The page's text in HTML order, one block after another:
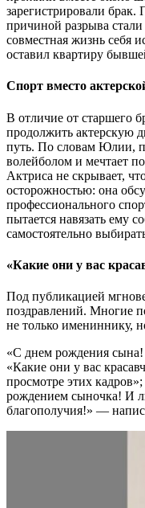
зарегистрировали
причиной разрыва
совместная жизнь себя
оставил квартиру
Спорт вместо
В отличие от старшего
продолжить актерскую
путь. По словам Юлии,
волейболом и мечтает
Актриса не скрывает,
осторожностью: она
профессионального
пытается навязать ему
самостоятельно
«Какие они у вас
Под публикацией
поздравлений. Многие
не только имениннику,
«С днем рождения сына!
«Какие они у вас
просмотре этих
рождением сыночка! И
благополучия!» —